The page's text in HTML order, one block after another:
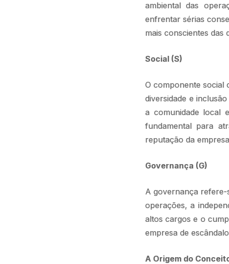
ambiental das
enfrentar sérias
mais conscientes das
Social (S)
O componente social
diversidade e
a comunidade local
fundamental para
reputação da
Governança (G)
A governança refere-
operações, a
altos cargos e o
empresa de
A Origem do